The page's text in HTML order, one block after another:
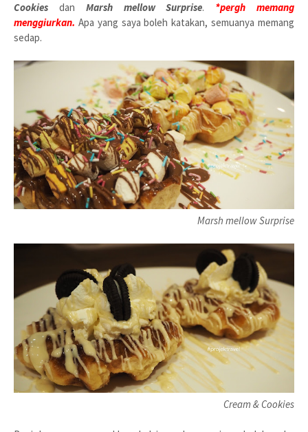
Cookies dan Marsh mellow Surprise. *pergh memang
menggiurkan. Apa yang saya boleh katakan, semuanya memang
sedap.
Marsh mellow Surprise
Cream & Cookies